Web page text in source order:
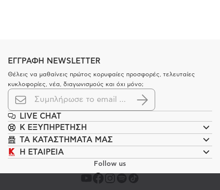
ΕΓΓΡΑΦΗ NEWSLETTER
Θέλεις να μαθαίνεις πρώτος κορυφαίες προσφορές, τελευταίες
κυκλοφορίες, νέα, διαγωνισμούς και όχι μόνο;
LIVE CHAT
K ΕΞΥΠΗΡΕΤΗΣΗ
ΤΑ ΚΑΤΑΣΤΗΜΑΤΑ ΜΑΣ
Η ΕΤΑΙΡΕΙΑ
Follow us